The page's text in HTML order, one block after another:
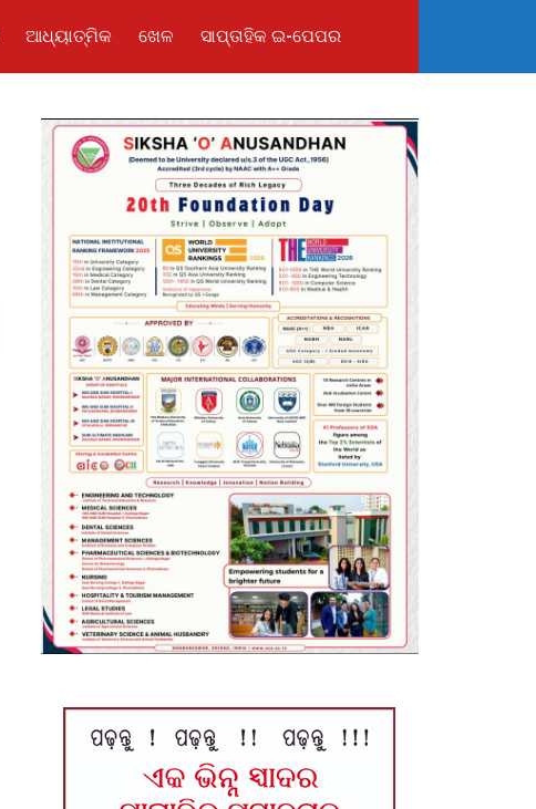
ଆଧ୍ୟାତ୍ମିକ ଖେଳ ସାପ୍ତାହିକ ଇ-ପେପର